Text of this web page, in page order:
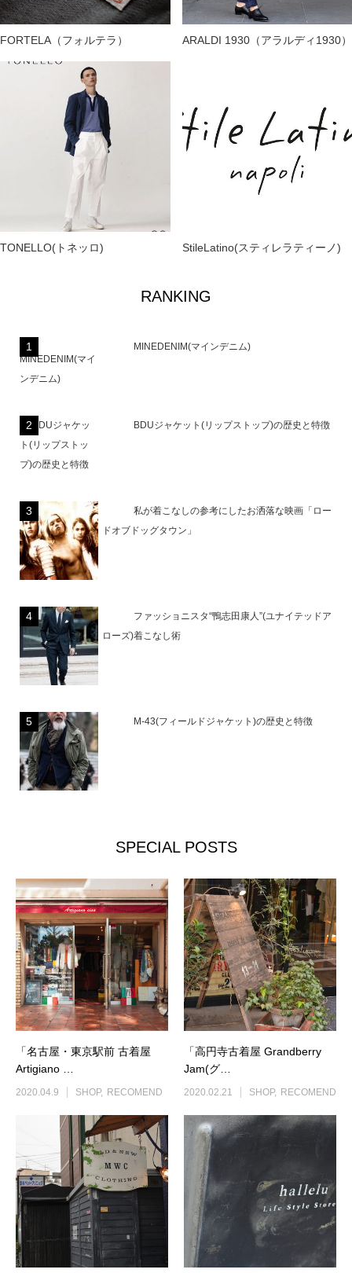
FORTELA（フォルテラ） ARALDI 1930（アラルディ1930）
TONELLO(トネッロ) StileLatino(スティレラティーノ)
RANKING
MINEDENIM(マインデニム)
BDUジャケット(リップストップ)の歴史と特徴
私が着こなしの参考にしたお洒落な映画「ロー
ドオブドッグタウン」
ファッショニスタ“鴨志田康人”(ユナイテッドア
ローズ)着こなし術
M-43(フィールドジャケット)の歴史と特徴
SPECIAL POSTS
「名古屋・東京駅前 古着屋
Artigiano …
2020.04.9 SHOP RECOMEND
「高円寺古着屋 Grandberry
Jam(グ…
2020.02.21 SHOP RECOMEND